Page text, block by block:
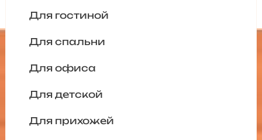
Для гостиной
Для спальни
Для офиса
Для детской
Для прихожей